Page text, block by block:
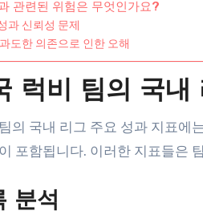
관련된 위험은 무엇인가요?
과 신뢰성 문제
도한 의존으로 인한 오해
럭비 팀의 국내
의 국내 리그 주요 성과 지표에
포함됩니다. 이러한 지표들은
분석